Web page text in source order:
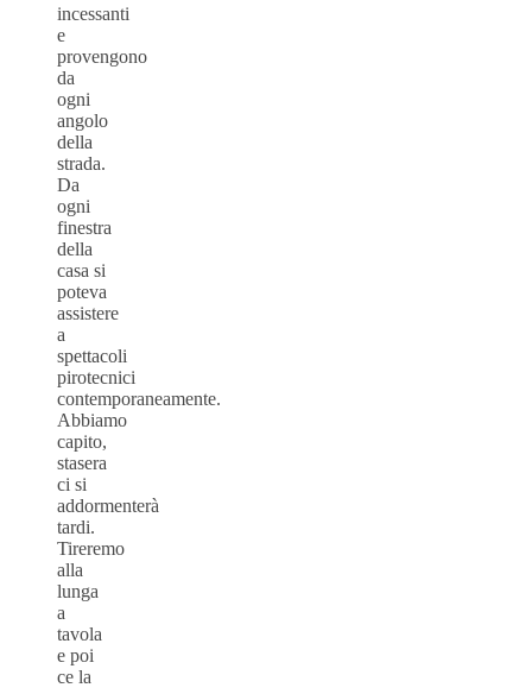
incessanti
e
provengono
da
ogni
angolo
della
strada.
Da
ogni
finestra
della
casa si
poteva
assistere
a
spettacoli
pirotecnici
contemporaneamente.
Abbiamo
capito,
stasera
ci si
addormenterà
tardi.
Tireremo
alla
lunga
a
tavola
e poi
ce la